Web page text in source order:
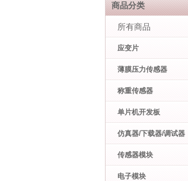
商品分类
所有商品
应变片
薄膜压力传感器
称重传感器
单片机开发板
仿真器/下载器/调试器
传感器模块
电子模块